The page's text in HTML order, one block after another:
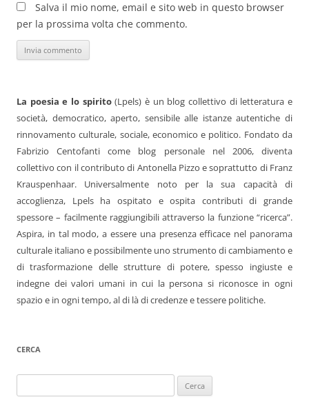
Salva il mio nome, email e sito web in questo browser
per la prossima volta che commento.
La poesia e lo spirito(Lpels) è un blog collettivo di letteratura e
società, democratico, aperto, sensibile alle istanze autentiche di
rinnovamento culturale, sociale, economico e politico. Fondato da
Fabrizio Centofanti come blog personale nel 2006, diventa
collettivo con il contributo di Antonella Pizzo e soprattutto di Franz
Krauspenhaar. Universalmente noto per la sua capacità di
accoglienza, Lpels ha ospitato e ospita contributi di grande
spessore – facilmente raggiungibili attraverso la funzione “ricerca”.
Aspira, in tal modo, a essere una presenza efficace nel panorama
culturale italiano e possibilmente uno strumento di cambiamento e
di trasformazione delle strutture di potere, spesso ingiuste e
indegne dei valori umani in cui la persona si riconosce in ogni
spazio e in ogni tempo, al di là di credenze e tessere politiche.
CERCA
per: